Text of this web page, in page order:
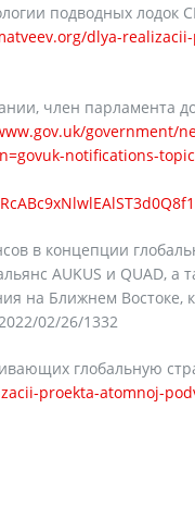
подводных лодок
dlya-
член парламента
government/
notifications-
в концепции
AUKUS и QUAD, а
на Ближнем Востоке,
02/26/1332
глобальную
proekta-atomnoj-